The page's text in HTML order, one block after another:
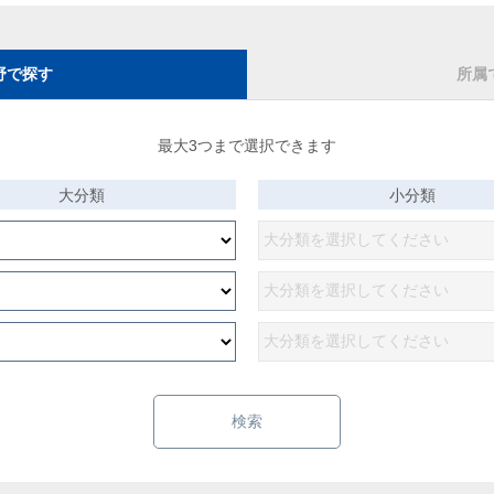
で探す 所属
最大3つまで選択できます
大分類 小分類
検索